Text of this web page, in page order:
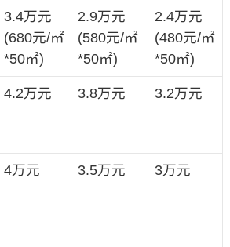
3.4万元
(680元/㎡
*50㎡)
2.9万元
(580元/㎡
*50㎡)
2.4万元
(480元/㎡
*50㎡)
4.2万元 3.8万元 3.2万元
4万元 3.5万元 3万元